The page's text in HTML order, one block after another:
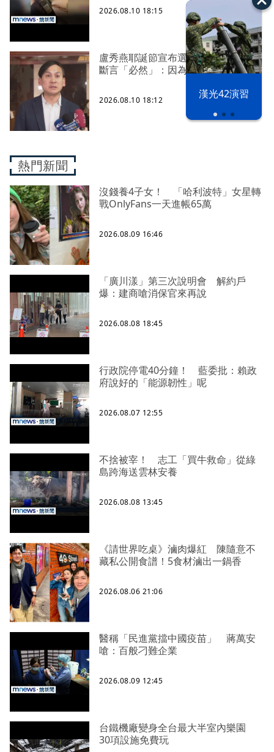
漢光42演習
2026.08.10 18:15
盧秀燕耶誕節宣布選總統？ 葉元之
斷言「必然」：因為任期到當天
2026.08.10 18:12
熱門新聞
沒錢養4子女！ 「哈利波特」女星轉
戰OnlyFans一天進帳65萬
2026.08.09 16:46
「廣川漾」第三次說明會 解約戶
爆：建商嗆消保官來再說
2026.08.08 18:45
行政院停電40分鐘！ 藍委批：賴政
府說好的「能源韌性」呢
2026.08.07 12:55
不捨被宰！ 志工「買牛救命」從綠
島跨海送雲林安養
2026.08.08 13:45
《請世界吃桌》滷肉爆紅 陳隨意不
藏私公開食譜！5食材滷出一鍋香
2026.08.06 21:06
醫稱「民進黨擋中國疫苗」 蔣萬安
嗆：百般刁難企業
2026.08.09 12:45
台鐵機廠變身全台最大半室內樂園
30項設施免費玩